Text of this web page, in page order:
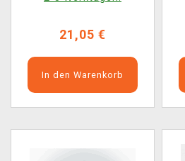
21,05 €
In den Warenkorb